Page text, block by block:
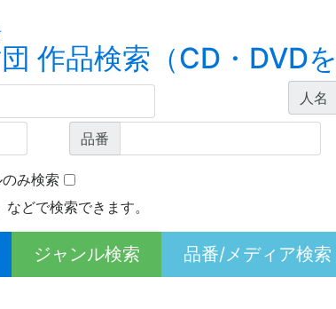
作品検索（CD・DVDを
人名
品番
み検索
どで検索できます。
ジャンル検索 品番/メディア検索